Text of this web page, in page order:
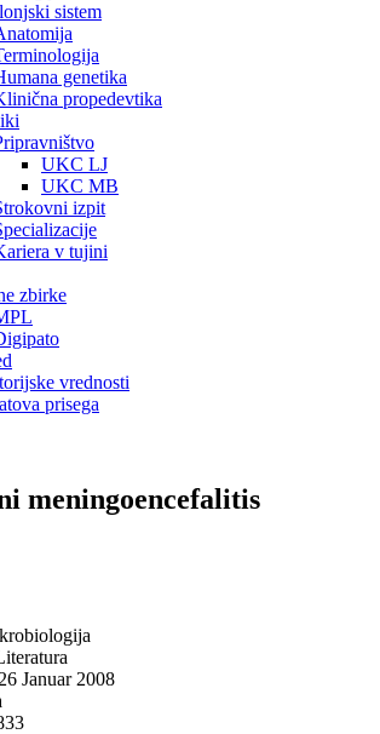
sistem
genetika
propedevtika
UKC LJ
UKC MB
izpit
v tujini
zbirke
vrednosti
prisega
meningoencefalitis
26 Januar 2008